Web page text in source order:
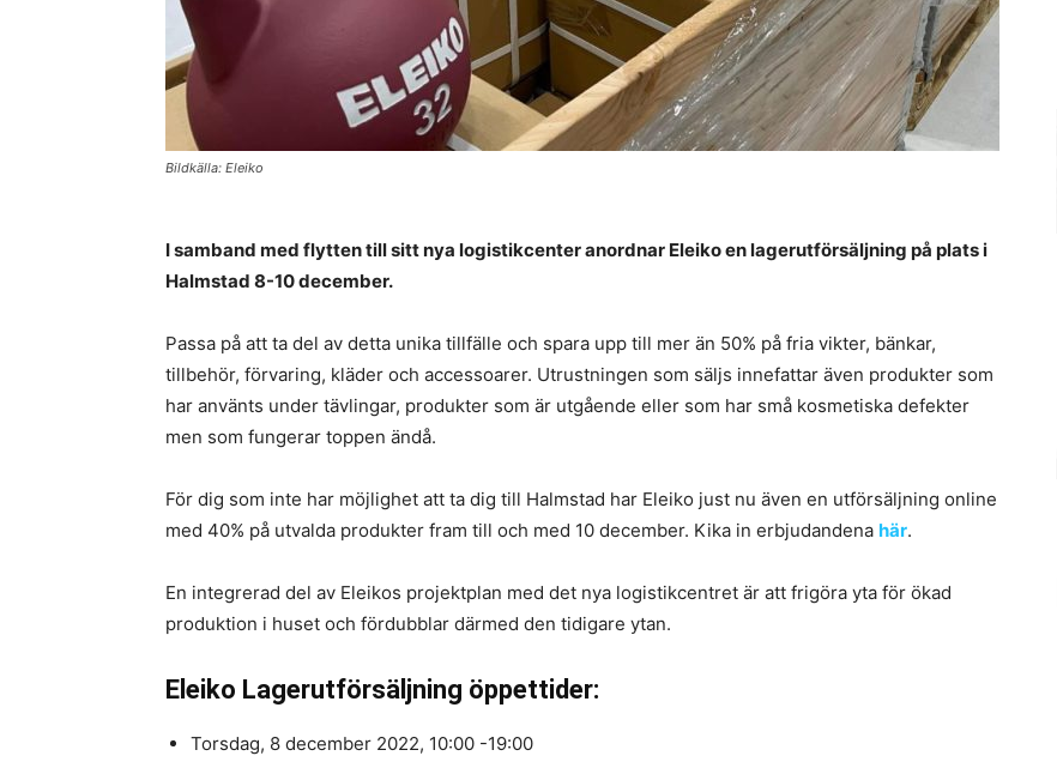
Bildkälla: Eleiko
I samband med flytten till sitt nya logistikcenter anordnar Eleiko en lagerutförsäljning på plats i
Halmstad 8-10 december.
Passa på att ta del av detta unika tillfälle och spara upp till mer än 50% på fria vikter, bänkar,
tillbehör, förvaring, kläder och accessoarer. Utrustningen som säljs innefattar även produkter som
har använts under tävlingar, produkter som är utgående eller som har små kosmetiska defekter
men som fungerar toppen ändå.
För dig som inte har möjlighet att ta dig till Halmstad har Eleiko just nu även en utförsäljning online
med 40% på utvalda produkter fram till och med 10 december. Kika in erbjudandena här.
En integrerad del av Eleikos projektplan med det nya logistikcentret är att frigöra yta för ökad
produktion i huset och fördubblar därmed den tidigare ytan.
Eleiko Lagerutförsäljning öppettider:
Torsdag, 8 december 2022, 10:00 -19:00